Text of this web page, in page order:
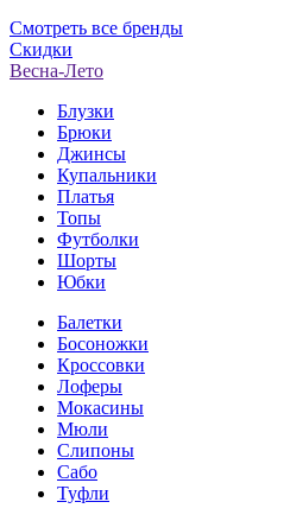
Смотреть все бренды
Скидки
Весна-Лето
Блузки
Брюки
Джинсы
Купальники
Платья
Топы
Футболки
Шорты
Юбки
Балетки
Босоножки
Кроссовки
Лоферы
Мокасины
Мюли
Слипоны
Сабо
Туфли